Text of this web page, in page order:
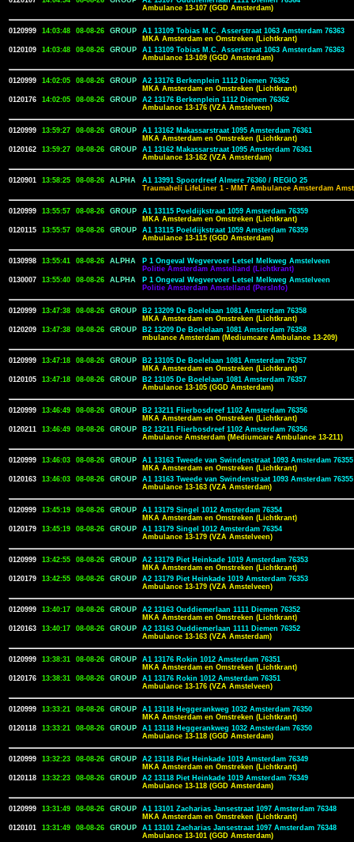
Ambulance 13-107 (GGD Amsterdam)
0120999 14:03:48 08-08-26 GROUP
A1 13109 Tobias M.C. Asserstraat 1063 Amsterdam 76363
MKA Amsterdam en Omstreken (Lichtkrant)
0120109
14:03:48 08-08-26 GROUP
A1 13109 Tobias M.C. Asserstraat 1063 Amsterdam 76363
Ambulance 13-109 (GGD Amsterdam)
0120999 14:02:05 08-08-26 GROUP
A2 13176 Berkenplein 1112 Diemen 76362
MKA Amsterdam en Omstreken (Lichtkrant)
0120176
14:02:05 08-08-26 GROUP
A2 13176 Berkenplein 1112 Diemen 76362
Ambulance 13-176 (VZA Amstelveen)
0120999 13:59:27 08-08-26 GROUP
A1 13162 Makassarstraat 1095 Amsterdam 76361
MKA Amsterdam en Omstreken (Lichtkrant)
0120162
13:59:27 08-08-26 GROUP
A1 13162 Makassarstraat 1095 Amsterdam 76361
Ambulance 13-162 (VZA Amsterdam)
0120901 13:58:25 08-08-26 ALPHA
A1 13991 Spoordreef Almere 76360 / REGIO 25
Traumaheli LifeLiner 1 - MMT Ambulance Amsterdam
0120999 13:55:57 08-08-26 GROUP
A1 13115 Poeldijkstraat 1059 Amsterdam 76359
MKA Amsterdam en Omstreken (Lichtkrant)
0120115
13:55:57 08-08-26 GROUP
A1 13115 Poeldijkstraat 1059 Amsterdam 76359
Ambulance 13-115 (GGD Amsterdam)
0130998 13:55:41 08-08-26 ALPHA
P 1 Ongeval Wegvervoer Letsel Melkweg Amstelveen
Politie Amsterdam Amstelland (Lichtkrant)
0130007
13:55:40 08-08-26 ALPHA
P 1 Ongeval Wegvervoer Letsel Melkweg Amstelveen
Politie Amsterdam Amstelland (PersInfo)
0120999 13:47:38 08-08-26 GROUP
B2 13209 De Boelelaan 1081 Amsterdam 76358
MKA Amsterdam en Omstreken (Lichtkrant)
0120209
13:47:38 08-08-26 GROUP
B2 13209 De Boelelaan 1081 Amsterdam 76358
mbulance Amsterdam (Mediumcare Ambulance 13-209)
0120999 13:47:18 08-08-26 GROUP
B2 13105 De Boelelaan 1081 Amsterdam 76357
MKA Amsterdam en Omstreken (Lichtkrant)
0120105
13:47:18 08-08-26 GROUP
B2 13105 De Boelelaan 1081 Amsterdam 76357
Ambulance 13-105 (GGD Amsterdam)
0120999 13:46:49 08-08-26 GROUP
B2 13211 Flierbosdreef 1102 Amsterdam 76356
MKA Amsterdam en Omstreken (Lichtkrant)
0120211
13:46:49 08-08-26 GROUP
B2 13211 Flierbosdreef 1102 Amsterdam 76356
Ambulance Amsterdam (Mediumcare Ambulance 13-211)
0120999 13:46:03 08-08-26 GROUP
A1 13163 Tweede van Swindenstraat 1093 Amsterdam 76355
MKA Amsterdam en Omstreken (Lichtkrant)
0120163
13:46:03 08-08-26 GROUP
A1 13163 Tweede van Swindenstraat 1093 Amsterdam 76355
Ambulance 13-163 (VZA Amsterdam)
0120999 13:45:19 08-08-26 GROUP
A1 13179 Singel 1012 Amsterdam 76354
MKA Amsterdam en Omstreken (Lichtkrant)
0120179
13:45:19 08-08-26 GROUP
A1 13179 Singel 1012 Amsterdam 76354
Ambulance 13-179 (VZA Amstelveen)
0120999 13:42:55 08-08-26 GROUP
A2 13179 Piet Heinkade 1019 Amsterdam 76353
MKA Amsterdam en Omstreken (Lichtkrant)
0120179
13:42:55 08-08-26 GROUP
A2 13179 Piet Heinkade 1019 Amsterdam 76353
Ambulance 13-179 (VZA Amstelveen)
0120999 13:40:17 08-08-26 GROUP
A2 13163 Ouddiemerlaan 1111 Diemen 76352
MKA Amsterdam en Omstreken (Lichtkrant)
0120163
13:40:17 08-08-26 GROUP
A2 13163 Ouddiemerlaan 1111 Diemen 76352
Ambulance 13-163 (VZA Amsterdam)
0120999 13:38:31 08-08-26 GROUP
A1 13176 Rokin 1012 Amsterdam 76351
MKA Amsterdam en Omstreken (Lichtkrant)
0120176
13:38:31 08-08-26 GROUP
A1 13176 Rokin 1012 Amsterdam 76351
Ambulance 13-176 (VZA Amstelveen)
0120999 13:33:21 08-08-26 GROUP
A1 13118 Heggerankweg 1032 Amsterdam 76350
MKA Amsterdam en Omstreken (Lichtkrant)
0120118
13:33:21 08-08-26 GROUP
A1 13118 Heggerankweg 1032 Amsterdam 76350
Ambulance 13-118 (GGD Amsterdam)
0120999 13:32:23 08-08-26 GROUP
A2 13118 Piet Heinkade 1019 Amsterdam 76349
MKA Amsterdam en Omstreken (Lichtkrant)
0120118
13:32:23 08-08-26 GROUP
A2 13118 Piet Heinkade 1019 Amsterdam 76349
Ambulance 13-118 (GGD Amsterdam)
0120999 13:31:49 08-08-26 GROUP
A1 13101 Zacharias Jansestraat 1097 Amsterdam 76348
MKA Amsterdam en Omstreken (Lichtkrant)
0120101
13:31:49 08-08-26 GROUP
A1 13101 Zacharias Jansestraat 1097 Amsterdam 76348
Ambulance 13-101 (GGD Amsterdam)